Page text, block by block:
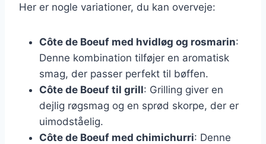
Her er nogle variationer, du kan overveje:
Côte de Boeuf med hvidløg og rosmarin:
Denne kombination tilføjer en aromatisk
smag, der passer perfekt til bøffen.
Côte de Boeuf til grill: Grilling giver en
dejlig røgsmag og en sprød skorpe, der er
uimodståelig.
Côte de Boeuf med chimichurri: Denne